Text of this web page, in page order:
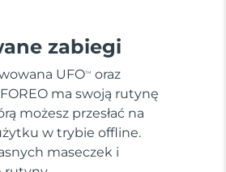
zabiegi
UFOTM
oraz
ma swoją rutynę
możesz przesłać na
w trybie offline.
maseczek i